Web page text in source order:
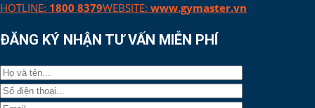
HOTLINE: 1800 8379WEBSITE: www.gymaster.vn
ĐĂNG KÝ NHẬN TƯ VẤN MIỄN PHÍ